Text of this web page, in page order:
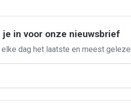
in voor onze nieuwsbrief
elke dag het laatste en meest